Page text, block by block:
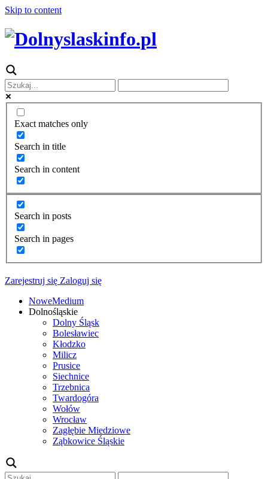
Skip to content
Exact matches only
Search in title
Search in content
Search in posts
Search in pages
Zarejestruj się Zaloguj się
NoweMedium
Dolnośląskie
Dolny Śląsk
Bolesławiec
Kłodzko
Milicz
Prusice
Siechnice
Trzebnica
Twardogóra
Wołów
Wrocław
Zagłębie Miedziowe
Ząbkowice Śląskie